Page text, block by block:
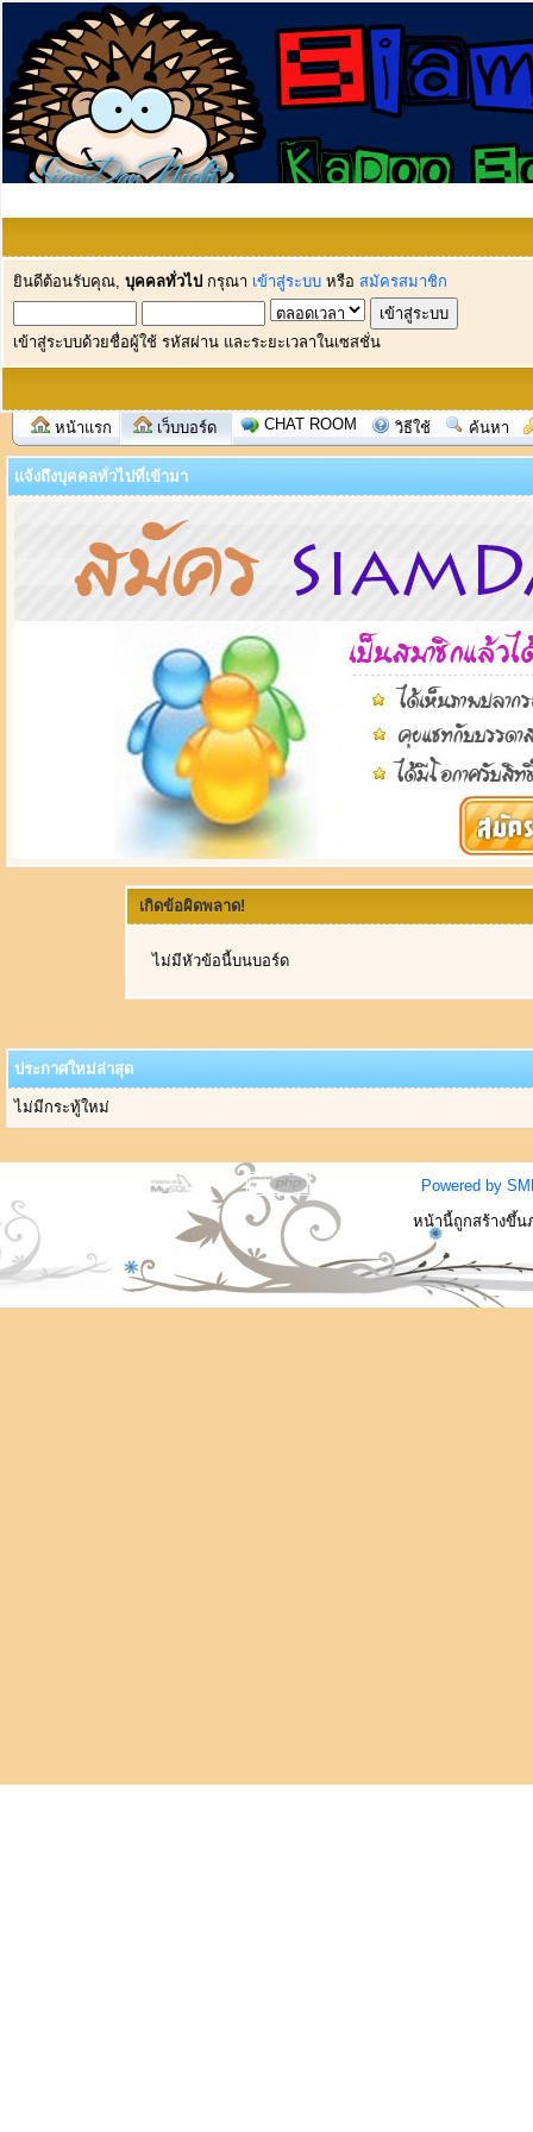
ยินดีต้อนรับคุณ, บุคคลทั่วไป กรุณา เข้าสู่ระบบ หรือ สมัครสมาชิก
เข้าสู่ระบบด้วยชื่อผู้ใช้ รหัสผ่าน และระยะเวลาในเซสชั่น
หน้าแรก เว็บบอร์ด CHAT ROOM วิธีใช้ ค้นหา
แจ้งถึงบุคคลทั่วไปที่เข้ามา
เกิดข้อผิดพลาด!
ไม่มีหัวข้อนี้บนบอร์ด
ประกาศใหม่ล่าสุด
ไม่มีกระทู้ใหม่
Powered by
หน้านี้ถูกสร้างขึ้น